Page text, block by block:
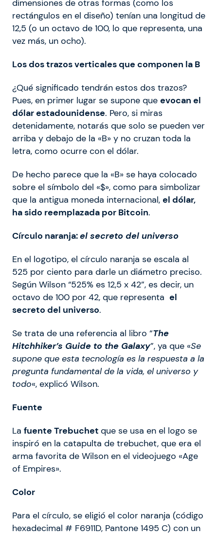
dimensiones de otras formas (como los
rectángulos en el diseño) tenían una longitud de
12,5 (o un octavo de 100, lo que representa, una
vez más, un ocho).
Los dos trazos verticales que componen la B
¿Qué significado tendrán estos dos trazos?
Pues, en primer lugar se supone que evocan el
dólar estadounidense. Pero, si miras
detenidamente, notarás que solo se pueden ver
arriba y debajo de la «B» y no cruzan toda la
letra, como ocurre con el dólar.
De hecho parece que la «B» se haya colocado
sobre el símbolo del «$», como para simbolizar
que la antigua moneda internacional, el dólar,
ha sido reemplazada por Bitcoin.
Círculo naranja:el secreto del universo
En el logotipo, el círculo naranja se escala al
525 por ciento para darle un diámetro preciso.
Según Wilson “525% es 12,5 x 42”, es decir, un
octavo de 100 por 42, que representa el
secreto del universo.
Se trata de una referencia al libro “The
Hitchhiker’s Guide to the Galaxy”, ya que «Se
supone que esta tecnología es la respuesta a la
pregunta fundamental de la vida, el universo y
todo«, explicó Wilson.
Fuente
La fuente Trebuchet que se usa en el logo se
inspiró en la catapulta de trebuchet, que era el
arma favorita de Wilson en el videojuego «Age
of Empires».
Color
Para el círculo, se eligió el color naranja (código
hexadecimal # F6911D, Pantone 1495 C) con un